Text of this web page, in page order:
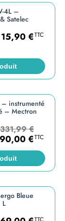
4L –
Satelec
15,90€TTC
– instrumenté
– Mectron
€
€TTC
Bleue
L